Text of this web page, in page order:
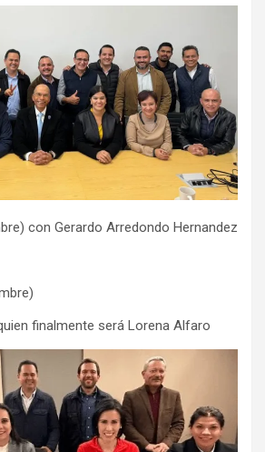
con Gerardo Arredondo Hernandez
finalmente será Lorena Alfaro